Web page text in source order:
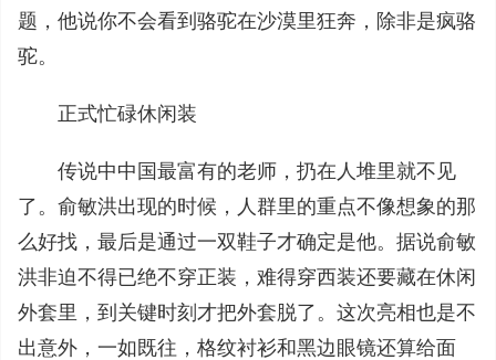
题，他说你不会看到骆驼在沙漠里狂奔，除非是疯骆
驼。
正式忙碌休闲装
传说中中国最富有的老师，扔在人堆里就不见
了。俞敏洪出现的时候，人群里的重点不像想象的那
么好找，最后是通过一双鞋子才确定是他。据说俞敏
洪非迫不得已绝不穿正装，难得穿西装还要藏在休闲
外套里，到关键时刻才把外套脱了。这次亮相也是不
出意外，一如既往，格纹衬衫和黑边眼镜还算给面